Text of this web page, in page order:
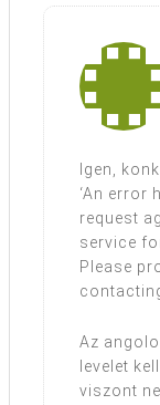
Igen,
‘An error
request
service
Please
Az
levelet
viszont